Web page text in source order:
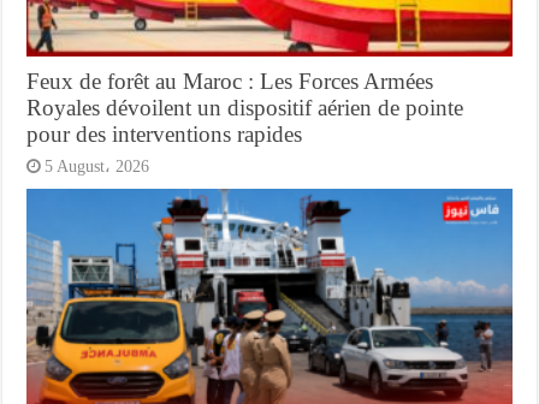
Feux de forêt au Maroc : Les Forces Armées
Royales dévoilent un dispositif aérien de pointe
pour des interventions rapides
5 August، 2026